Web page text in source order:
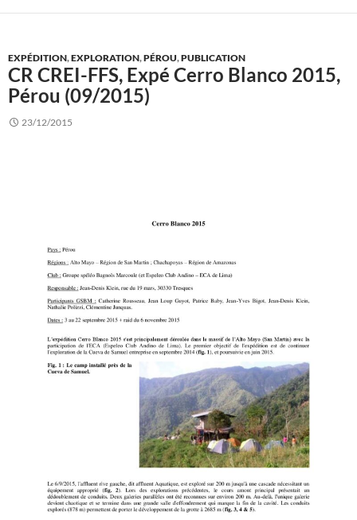
EXPÉDITION,EXPLORATION,PÉROU,PUBLICATION
CR CREI-FFS, Expé Cerro Blanco 2015,
Pérou (09/2015)
23/12/2015